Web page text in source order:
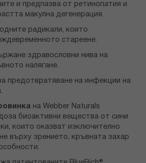
и предпазва от ретинопатия и
макулна дегенерация.
радикали, които
стареене.
здравословни нива на
налягане.
предотвратяване на инфекции на
на Webber Naturals
биоактивни вещества от сини
които оказват изключително
върху зрението, кръвната захар